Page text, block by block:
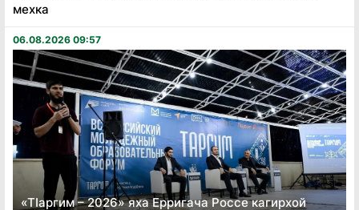
мехка
06.08.2026 09:57
«Тӏаргим – 2026» яха Ерригача Россе кагирхой